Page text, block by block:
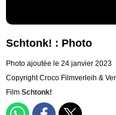
Schtonk! : Photo
Photo ajoutée le 24 janvier 2023
Copyright Croco Filmverleih &
Film Schtonk!